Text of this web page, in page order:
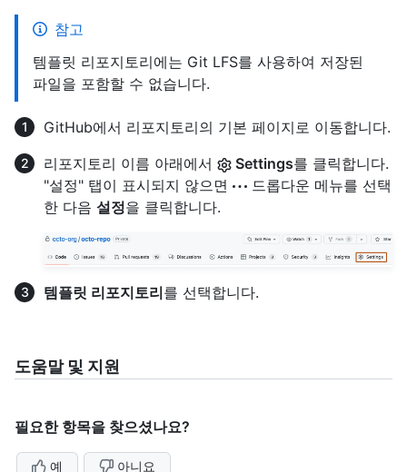
참고
템플릿 리포지토리에는 Git LFS를 사용하여 저장된
파일을 포함할 수 없습니다.
GitHub에서 리포지토리의 기본 페이지로 이동합니다.
리포지토리 이름 아래에서
Settings를 클릭합니다.
"설정" 탭이 표시되지 않으면
드롭다운 메뉴를 선택
한 다음 설정을 클릭합니다.
템플릿 리포지토리를 선택합니다.
도움말 및 지원
필요한 항목을 찾으셨나요?
예 아니요